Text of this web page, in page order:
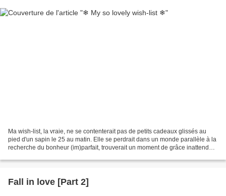
Ma wish-list, la vraie, ne se contenterait pas de petits cadeaux glissés au
pied d'un sapin le 25 au matin. Elle se perdrait dans un monde parallèle à la
recherche du bonheur (im)parfait, trouverait un moment de grâce inattendu
Fall in love [Part 2]